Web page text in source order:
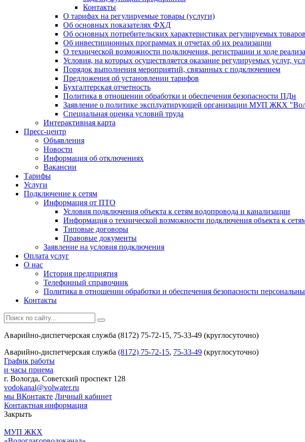
Контакты
О тарифах на регулируемые товары (услуги)
Об основных показателях ФХД
Об основных потребительских характеристиках регулируемых
Об инвестиционных программах и отчетах об их реализации
О технической возможности подключения, регистрации и ходе
Условия, на которых осуществляется оказание регулируемых услуг,
Порядок выполнения мероприятий, связанных с подключением
Предложения об установлении тарифов
Бухгалтерская отчетность
Политика в отношении обработки и обеспечения безопасности ПДн
Заявление о политике эксплуатирующей организации МУП ЖКХ
Специальная оценка условий труда
Интерактивная карта
Пресс-центр
Объявления
Новости
Информация об отключениях
Вакансии
Тарифы
Услуги
Подключение к сетям
Информация от ПТО
Условия подключения объекта к сетям водопровода и канализации
Информация о технической возможности подключения объекта к
Типовые договоры
Правовые документы
Заявление на условия подключения
Оплата услуг
О нас
История предприятия
Телефонный справочник
Политика в отношении обработки и обеспечения безопасности
Контакты
Аварийно-диспетчерская служба (8172) 75-72-15, 75-33-49 (круглосуточно)
Аварийно-диспетчерская служба (8172) 75-72-15, 75-33-49 (круглосуточно)
График работы
и часы приема
г. Вологда, Советский проспект 128
vodokanal@volwater.ru
мы ВКонтакте Личный кабинет
Контактная информация
Закрыть
МУП ЖКХ